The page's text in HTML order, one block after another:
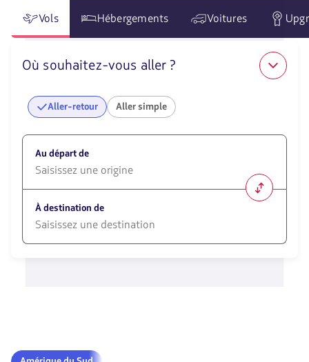
Vols Hébergements Voitures
Où souhaitez-vous aller ?
Aller-retour Aller simple
Au départ de
opciones
disponibles.
Usa
las
À destination de
para
Amérique